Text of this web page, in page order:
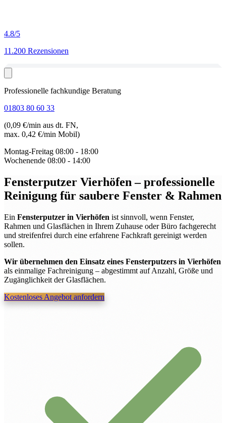
4.8/5
11.200 Rezensionen
Professionelle fachkundige Beratung
01803 80 60 33
(0,09 €/min aus dt. FN,
max. 0,42 €/min Mobil)
Montag-Freitag 08:00 - 18:00
Wochenende 08:00 - 14:00
Fensterputzer Vierhöfen– professionelle
Reinigung für saubere Fenster & Rahmen
Ein Fensterputzer in Vierhöfen ist sinnvoll, wenn Fenster,
Rahmen und Glasflächen in Ihrem Zuhause oder Büro fachgerecht
und streifenfrei durch eine erfahrene Fachkraft gereinigt werden
sollen.
Wir übernehmen den Einsatz eines Fensterputzers in Vierhöfen
als einmalige Fachreinigung – abgestimmt auf Anzahl, Größe und
Zugänglichkeit der Glasflächen.
Kostenloses Angebot anfordern